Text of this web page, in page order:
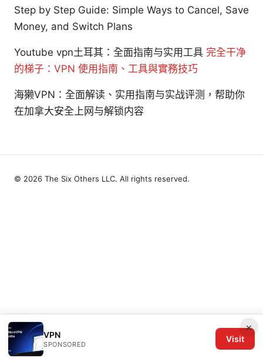
Step by Step Guide: Simple Ways to Cancel, Save
Money, and Switch Plans
Youtube vpn土耳其：全面指南与实用工具 完全干净
的梯子：VPN 使用指南、工具與實務技巧
海獭VPN：全面解读、实用指南与实战评测，帮助你
在加拿大安全上网与解锁内容
×
VPN
SPONSORED
Visit
© 2026 The Six Others LLC. All rights reserved.